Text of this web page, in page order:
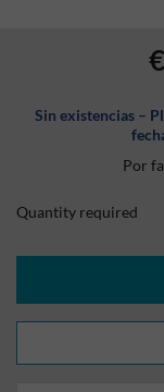
Sin existencias –
Por
Quantity required